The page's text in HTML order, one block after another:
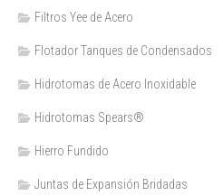
Filtros Yee de Acero
Flotador Tanques de Condensados
Hidrotomas de Acero Inoxidable
Hidrotomas Spears®
Hierro Fundido
Juntas de Expansión Bridadas